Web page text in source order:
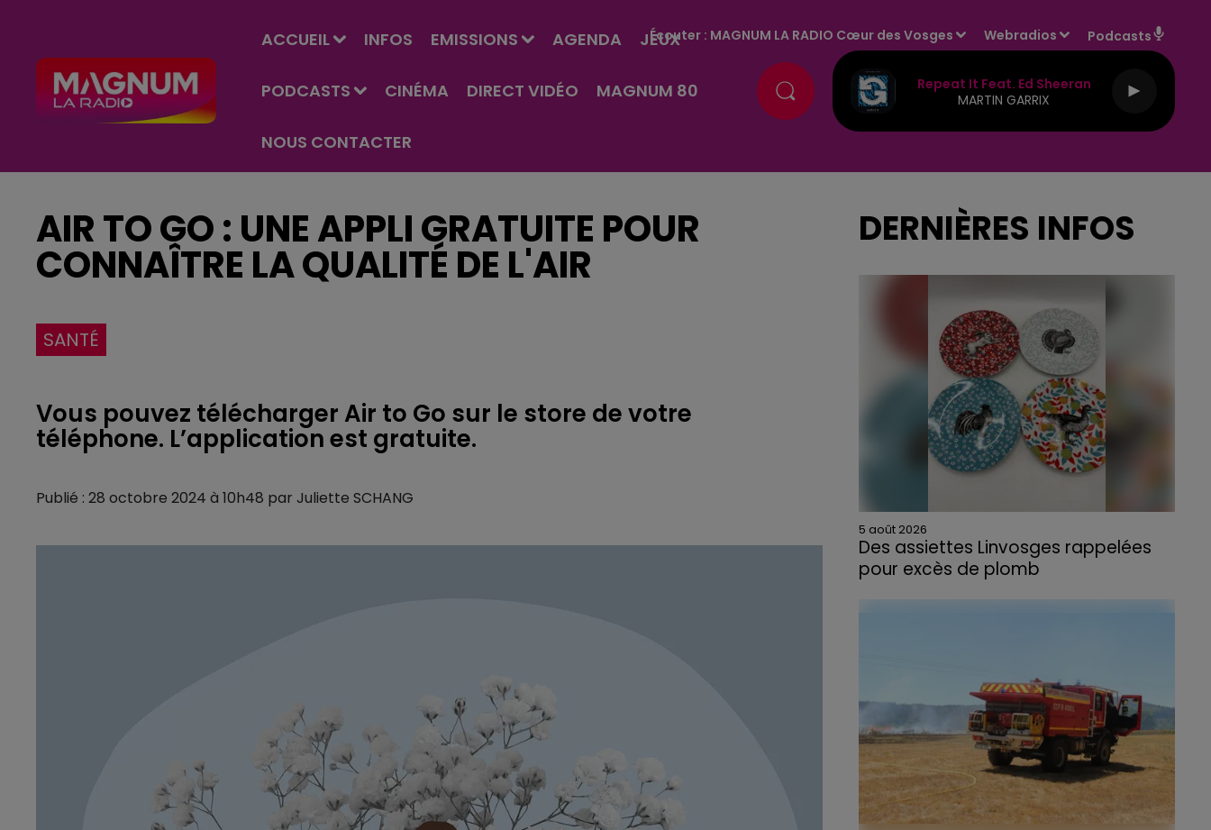
ACCUEIL INFOS EMISSIONS AGENDA JEUX
PODCASTS CINÉMA DIRECT VIDÉO MAGNUM 80
NOUS CONTACTER
Écouter : MAGNUM LA RADIO Cœur des Vosges Webradios Podcasts
Repeat It Feat. Ed Sheeran
MARTIN GARRIX
AIR TO GO : UNE APPLI GRATUITE POUR
CONNAÎTRE LA QUALITÉ DE L'AIR
SANTÉ
Vous pouvez télécharger Air to Go sur le store de votre
téléphone. L’application est gratuite.
Publié : 28 octobre 2024 à 10h48 par Juliette SCHANG
DERNIÈRES INFOS
5 août 2026
Des assiettes Linvosges rappelées
pour excès de plomb